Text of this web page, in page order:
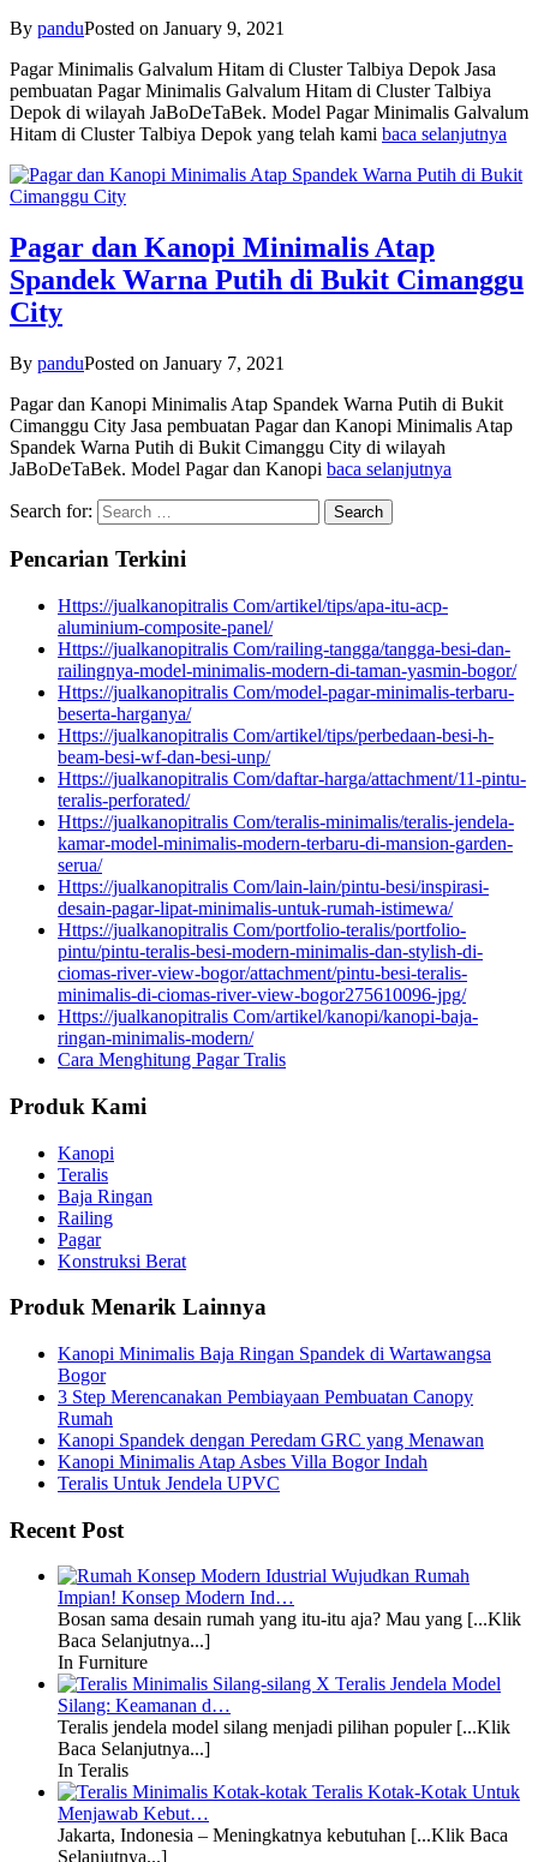
By panduPosted on January 9, 2021
Pagar Minimalis Galvalum Hitam di Cluster Talbiya Depok Jasa
pembuatan Pagar Minimalis Galvalum Hitam di Cluster Talbiya
Depok di wilayah JaBoDeTaBek. Model Pagar Minimalis Galvalum
Hitam di Cluster Talbiya Depok yang telah kami baca selanjutnya
Pagar dan Kanopi Minimalis Atap
Spandek Warna Putih di Bukit Cimanggu
City
By panduPosted on January 7, 2021
Pagar dan Kanopi Minimalis Atap Spandek Warna Putih di Bukit
Cimanggu City Jasa pembuatan Pagar dan Kanopi Minimalis Atap
Spandek Warna Putih di Bukit Cimanggu City di wilayah
JaBoDeTaBek. Model Pagar dan Kanopi baca selanjutnya
Search for:
Pencarian Terkini
Https://jualkanopitralis Com/artikel/tips/apa-itu-acp-
aluminium-composite-panel/
Https://jualkanopitralis Com/railing-tangga/tangga-besi-dan-
railingnya-model-minimalis-modern-di-taman-yasmin-bogor/
Https://jualkanopitralis Com/model-pagar-minimalis-terbaru-
beserta-harganya/
Https://jualkanopitralis Com/artikel/tips/perbedaan-besi-h-
beam-besi-wf-dan-besi-unp/
Https://jualkanopitralis Com/daftar-harga/attachment/11-pintu-
teralis-perforated/
Https://jualkanopitralis Com/teralis-minimalis/teralis-jendela-
kamar-model-minimalis-modern-terbaru-di-mansion-garden-
serua/
Https://jualkanopitralis Com/lain-lain/pintu-besi/inspirasi-
desain-pagar-lipat-minimalis-untuk-rumah-istimewa/
Https://jualkanopitralis Com/portfolio-teralis/portfolio-
pintu/pintu-teralis-besi-modern-minimalis-dan-stylish-di-
ciomas-river-view-bogor/attachment/pintu-besi-teralis-
minimalis-di-ciomas-river-view-bogor275610096-jpg/
Https://jualkanopitralis Com/artikel/kanopi/kanopi-baja-
ringan-minimalis-modern/
Cara Menghitung Pagar Tralis
Produk Kami
Kanopi
Teralis
Baja Ringan
Railing
Pagar
Konstruksi Berat
Produk Menarik Lainnya
Kanopi Minimalis Baja Ringan Spandek di Wartawangsa
Bogor
3 Step Merencanakan Pembiayaan Pembuatan Canopy
Rumah
Kanopi Spandek dengan Peredam GRC yang Menawan
Kanopi Minimalis Atap Asbes Villa Bogor Indah
Teralis Untuk Jendela UPVC
Recent Post
Wujudkan Rumah
Impian! Konsep Modern Ind…
Bosan sama desain rumah yang itu-itu aja? Mau yang [...Klik
Baca Selanjutnya...]
In Furniture
Teralis Jendela Model
Silang: Keamanan d…
Teralis jendela model silang menjadi pilihan populer [...Klik
Baca Selanjutnya...]
In Teralis
Teralis Kotak-Kotak Untuk
Menjawab Kebut…
Jakarta, Indonesia – Meningkatnya kebutuhan [...Klik Baca
Selanjutnya...]